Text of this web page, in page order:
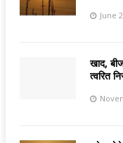
June
खाद,
त्वरित